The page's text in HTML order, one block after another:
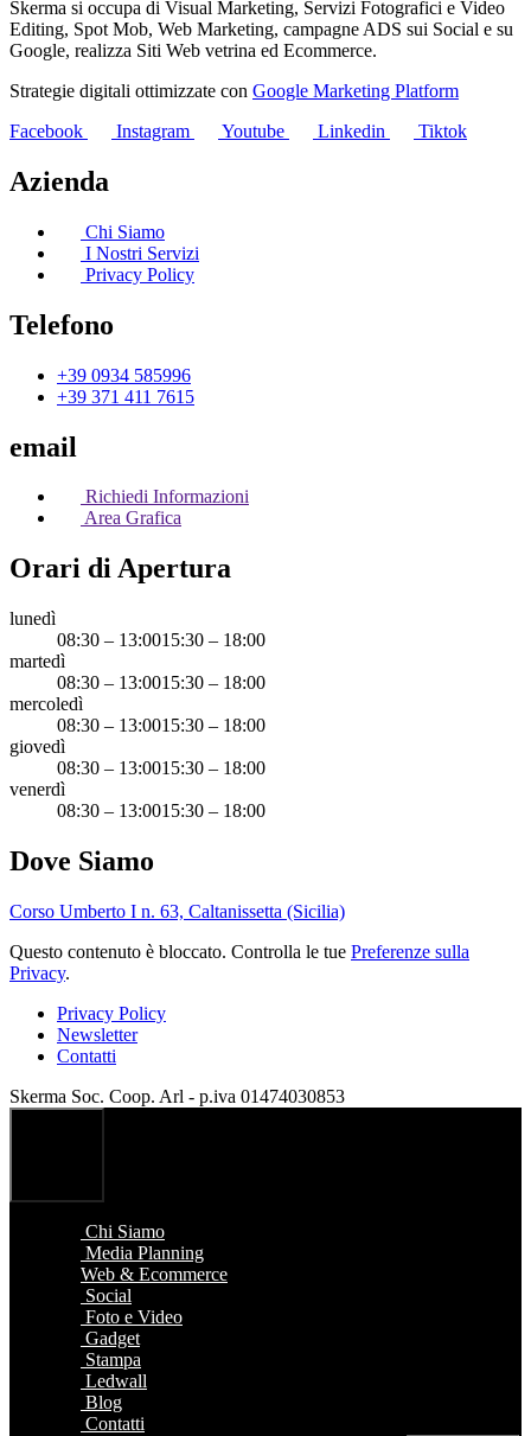
Skerma si occupa di Visual Marketing, Servizi Fotografici e Video
Editing, Spot Mob, Web Marketing, campagne ADS sui Social e su
Google, realizza Siti Web vetrina ed Ecommerce.
Strategie digitali ottimizzate con Google Marketing Platform
Facebook
Instagram Youtube Linkedin Tiktok
Azienda
Chi Siamo
I Nostri Servizi
Privacy Policy
Telefono
+39 0934 585996
+39 371 411 7615
email
Richiedi Informazioni
Area Grafica
Orari di Apertura
lunedì
08:30 – 13:0015:30 – 18:00
martedì
08:30 – 13:0015:30 – 18:00
mercoledì
08:30 – 13:0015:30 – 18:00
giovedì
08:30 – 13:0015:30 – 18:00
venerdì
08:30 – 13:0015:30 – 18:00
Dove Siamo
Corso Umberto I n. 63, Caltanissetta (Sicilia)
Questo contenuto è bloccato. Controlla le tue Preferenze sulla
Privacy.
Privacy Policy
Newsletter
Contatti
Skerma Soc. Coop. Arl - p.iva 01474030853
Chi Siamo
Media Planning
Web & Ecommerce
Social
Foto e Video
Gadget
Stampa
Ledwall
Blog
Contatti